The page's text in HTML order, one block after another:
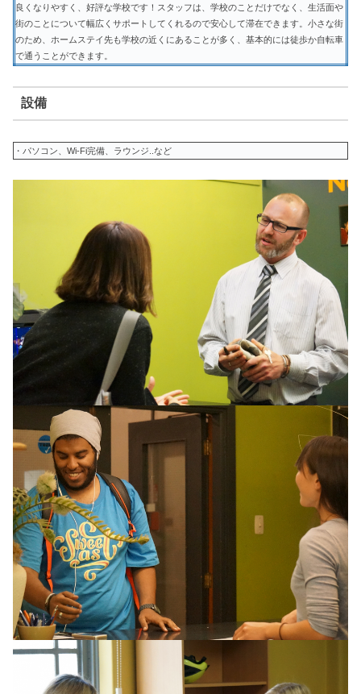
良くなりやすく、好評な学校です！スタッフは、学校のことだけでなく、生活面や
街のことについて幅広くサポートしてくれるので安心して滞在できます。小さな街
のため、ホームステイ先も学校の近くにあることが多く、基本的には徒歩か自転車
で通うことができます。
設備
・パソコン、Wi-Fi完備、ラウンジ..など